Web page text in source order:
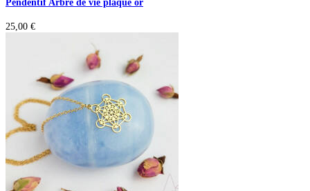
Pendentif Arbre de vie plaqué or
25,00 €